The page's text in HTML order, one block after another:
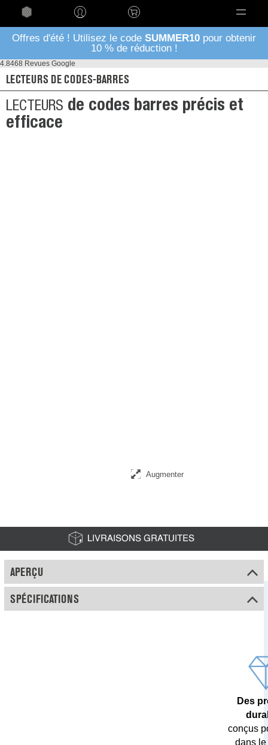
Offres d'été ! Utilisez le code SUMMER10 pour obtenir
10 % de réduction !
4.8468 Revues Google
LECTEURS DE CODES-BARRES
LECTEURS de codes barres précis et
efficace
Augmenter
LIVRAISONS GRATUITES
APERÇU
SPÉCIFICATIONS
Des
conçus
dans le